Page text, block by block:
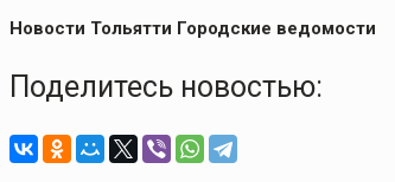
Новости Тольятти Городские ведомости
Поделитесь новостью: